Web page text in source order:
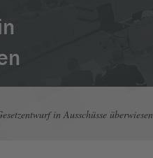
in Ausschüsse überwiesen